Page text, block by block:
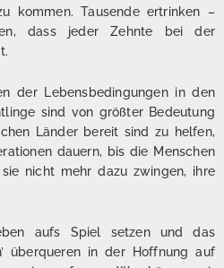
kommen. Tausende ertrinken –
dass jeder Zehnte bei der
der Lebensbedingungen in den
sind von größter Bedeutung
Länder bereit sind zu helfen,
dauern, bis die Menschen
nicht mehr dazu zwingen, ihre
aufs Spiel setzen und das
überqueren in der Hoffnung auf